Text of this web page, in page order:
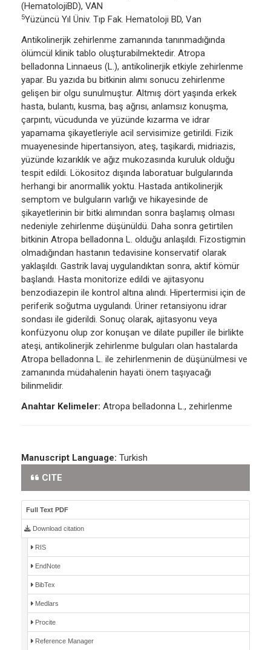
(HematolojiBD), VAN
5Yüzüncü Yıl Üniv. Tıp Fak. Hematoloji BD, Van
Antikolinerjik zehirlenme zamanında tanınmadığında
ölümcül klinik tablo oluşturabilmektedir. Atropa
belladonna Linnaeus (L.), antikolinerjik etkiyle zehirlenme
yapar. Bu yazıda bu bitkinin alımı sonucu zehirlenme
gelişen bir olgu sunulmuştur. Altmış dört yaşında erkek
hasta, bulantı, kusma, baş ağrısı, anlamsız konuşma,
çarpıntı, vücudunda ve yüzünde kızarma ve idrar
yapamama şikayetleriyle acil servisimize getirildi. Fizik
muayenesinde hipertansiyon, ateş, taşikardi, midriazis,
yüzünde kızarıklık ve ağız mukozasında kuruluk olduğu
tespit edildi. Lökositoz dışında laboratuar bulgularında
herhangi bir anormallik yoktu. Hastada antikolinerjik
semptom ve bulguların varlığı ve hikayesinde de
şikayetlerinin bir bitki alımından sonra başlamış olması
nedeniyle zehirlenme düşünüldü. Daha sonra getirtilen
bitkinin Atropa belladonna L. olduğu anlaşıldı. Fizostigmin
olmadığından hastanın tedavisine konservatif olarak
yaklaşıldı. Gastrik lavaj uygulandıktan sonra, aktif kömür
başlandı. Hasta monitorize edildi ve ajitasyonu
benzodiazepin ile kontrol altına alındı. Hipertermisi için de
periferik soğutma uygulandı. Üriner retansiyonu idrar
sondası ile giderildi. Sonuç olarak, ajitasyonu veya
konfüzyonu olup zor konuşan ve dilate pupiller ile birlikte
ateşi, antikolinerjik zehirlenme bulguları olan hastalarda
Atropa belladonna L. ile zehirlenmenin de düşünülmesi ve
zamanında müdahalenin hayati önem taşıyacağı
bilinmelidir.
Anahtar Kelimeler: Atropa belladonna L., zehirlenme
Manuscript Language: Turkish
CITE
Full Text PDF
Download citation
RIS
EndNote
BibTex
Medlars
Procite
Reference Manager